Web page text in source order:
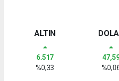
ALTIN
6.517
%0,33